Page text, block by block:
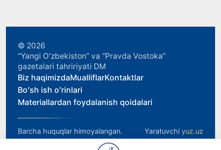
© 2026
“Yangi Oʻzbekiston” va “Pravda Vostoka”
gazetalari tahririyati DM
Biz haqimizdaMualliflarKontaktlar
Boʻsh ish oʻrinlari
Materiallardan foydalanish qoidalari
Barcha huquqlar himoyalangan. Yaratuvchi yuz.uz